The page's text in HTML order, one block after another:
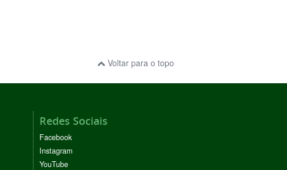
Voltar para o topo
Redes Sociais
Facebook
Instagram
YouTube